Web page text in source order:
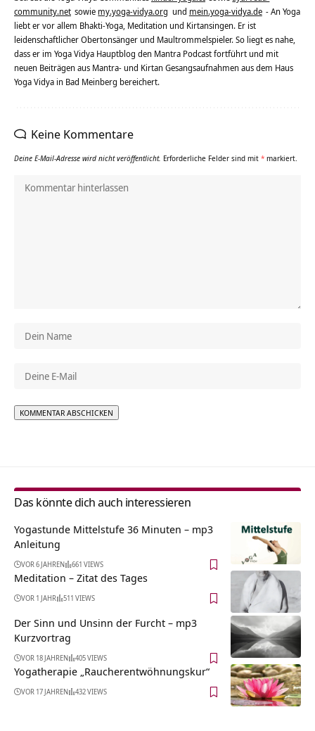
community.net sowie my.yoga-vidya.org und mein.yoga-vidya.de - An Yoga
liebt er vor allem Bhakti-Yoga, Meditation und Kirtansingen. Er ist
leidenschaftlicher Obertonsänger und Maultrommelspieler. So liegt es nahe,
dass er im Yoga Vidya Hauptblog den Mantra Podcast fortführt und mit
neuen Beiträgen aus Mantra- und Kirtan Gesangsaufnahmen aus dem Haus
Yoga Vidya in Bad Meinberg bereichert.
Keine Kommentare
Deine E-Mail-Adresse wird nicht veröffentlicht. Erforderliche Felder sind mit * markiert.
Das könnte dich auch interessieren
Yogastunde Mittelstufe 36 Minuten – mp3
Anleitung
VOR 6 JAHREN 661 VIEWS
Meditation – Zitat des Tages
VOR 1 JAHR 511 VIEWS
Der Sinn und Unsinn der Furcht – mp3
Kurzvortrag
VOR 18 JAHREN 405 VIEWS
Yogatherapie „Raucherentwöhnungskur“
VOR 17 JAHREN 432 VIEWS